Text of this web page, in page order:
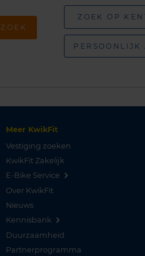
ZOEK
ZOEK OP
PERSOONLIJK
Meer KwikFit
Vestiging zoeken
KwikFit Zakelijk
E-Bike Service
Over KwikFit
Nieuws
Kennisbank
Duurzaamheid
Partnerprogramma